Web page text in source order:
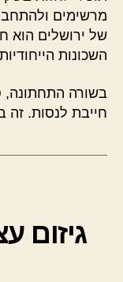
מרשימים
של ירושלים הוא
השכונות
בשורה התחתונה,
חייבת לנסות. זה
גיזום